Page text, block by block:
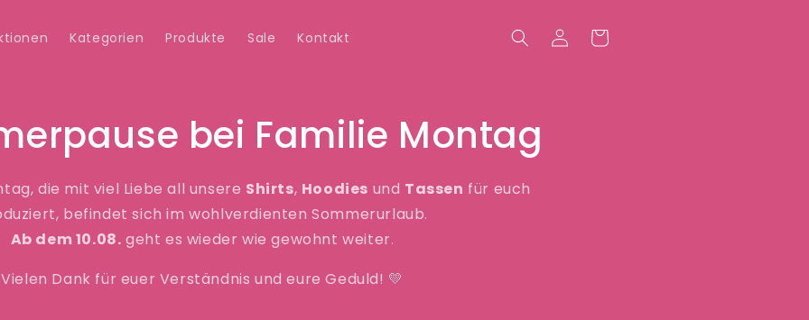
Kategorien Produkte Sale Kontakt EinloggenWarenkorb
bei Familie Montag
die mit viel Liebe all unsere Shirts, Hoodies und Tassen für euch
befindet sich im wohlverdienten Sommerurlaub.
Ab dem 10.08. geht es wieder wie gewohnt weiter.
Vielen Dank für euer Verständnis und eure Geduld! 💛